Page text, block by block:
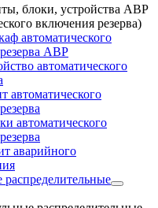
блоки, устройства АВР
включения резерва)
автоматического
АВР
автоматического
автоматического